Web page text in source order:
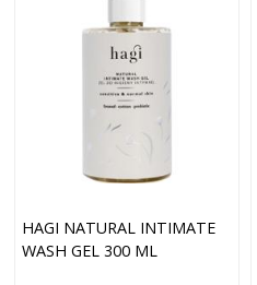
HAGI NATURAL INTIMATE
WASH GEL 300 ML